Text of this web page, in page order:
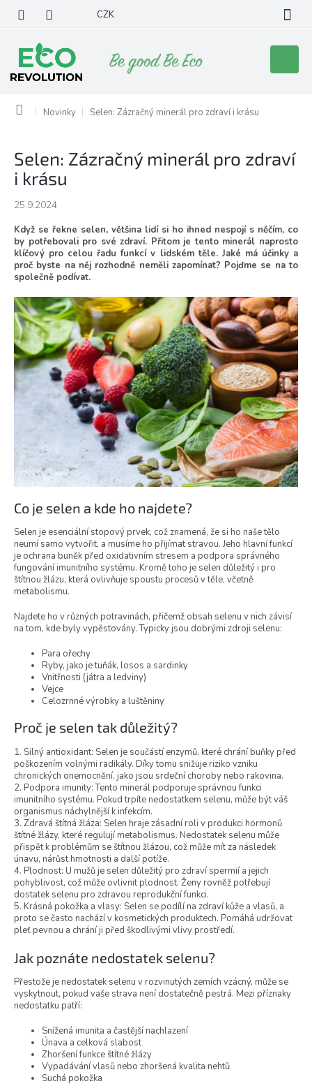
obsah
CZK
košík
Domů Novinky Selen: Zázračný minerál pro zdraví i krásu
Selen: Zázračný minerál pro zdraví
i krásu
25.9.2024
Když se řekne selen, většina lidí si ho ihned nespojí s něčím, co
by potřebovali pro své zdraví. Přitom je tento minerál naprosto
klíčový pro celou řadu funkcí v lidském těle. Jaké má účinky a
proč byste na něj rozhodně neměli zapomínat? Pojďme se na to
společně podívat.
Co je selen a kde ho najdete?
Selen je esenciální stopový prvek, což znamená, že si ho naše tělo
neumí samo vytvořit, a musíme ho přijímat stravou. Jeho hlavní funkcí
je ochrana buněk před oxidativním stresem a podpora správného
fungování imunitního systému. Kromě toho je selen důležitý i pro
štítnou žlázu, která ovlivňuje spoustu procesů v těle, včetně
metabolismu.
Najdete ho v různých potravinách, přičemž obsah selenu v nich závisí
na tom, kde byly vypěstovány. Typicky jsou dobrými zdroji selenu:
Para ořechy
Ryby, jako je tuňák, losos a sardinky
Vnitřnosti (játra a ledviny)
Vejce
Celozrnné výrobky a luštěniny
Proč je selen tak důležitý?
1. Silný antioxidant: Selen je součástí enzymů, které chrání buňky před
poškozením volnými radikály. Díky tomu snižuje riziko vzniku
chronických onemocnění, jako jsou srdeční choroby nebo rakovina.
2. Podpora imunity: Tento minerál podporuje správnou funkci
imunitního systému. Pokud trpíte nedostatkem selenu, může být váš
organismus náchylnější k infekcím.
3. Zdravá štítná žláza: Selen hraje zásadní roli v produkci hormonů
štítné žlázy, které regulují metabolismus. Nedostatek selenu může
přispět k problémům se štítnou žlázou, což může mít za následek
únavu, nárůst hmotnosti a další potíže.
4. Plodnost: U mužů je selen důležitý pro zdraví spermií a jejich
pohyblivost, což může ovlivnit plodnost. Ženy rovněž potřebují
dostatek selenu pro zdravou reprodukční funkci.
5. Krásná pokožka a vlasy: Selen se podílí na zdraví kůže a vlasů, a
proto se často nachází v kosmetických produktech. Pomáhá udržovat
pleť pevnou a chrání ji před škodlivými vlivy prostředí.
Jak poznáte nedostatek selenu?
Přestože je nedostatek selenu v rozvinutých zemích vzácný, může se
vyskytnout, pokud vaše strava není dostatečně pestrá. Mezi příznaky
nedostatku patří:
Snížená imunita a častější nachlazení
Únava a celková slabost
Zhoršení funkce štítné žlázy
Vypadávání vlasů nebo zhoršená kvalita nehtů
Suchá pokožka